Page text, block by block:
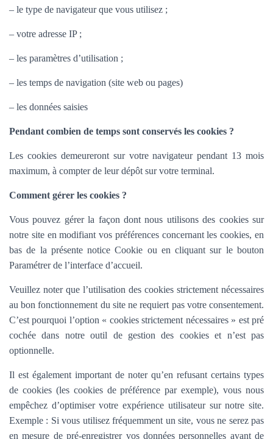
– le type de navigateur que vous utilisez ;
– votre adresse IP ;
– les paramètres d’utilisation ;
– les temps de navigation (site web ou pages)
– les données saisies
Pendant combien de temps sont conservés les cookies ?
Les cookies demeureront sur votre navigateur pendant 13 mois
maximum, à compter de leur dépôt sur votre terminal.
Comment gérer les cookies ?
Vous pouvez gérer la façon dont nous utilisons des cookies sur
notre site en modifiant vos préférences concernant les cookies, en
bas de la présente notice Cookie ou en cliquant sur le bouton
Paramétrer de l’interface d’accueil.
Veuillez noter que l’utilisation des cookies strictement nécessaires
au bon fonctionnement du site ne requiert pas votre consentement.
C’est pourquoi l’option « cookies strictement nécessaires » est pré
cochée dans notre outil de gestion des cookies et n’est pas
optionnelle.
Il est également important de noter qu’en refusant certains types
de cookies (les cookies de préférence par exemple), vous nous
empêchez d’optimiser votre expérience utilisateur sur notre site.
Exemple : Si vous utilisez fréquemment un site, vous ne serez pas
en mesure de pré-enregistrer vos données personnelles avant de